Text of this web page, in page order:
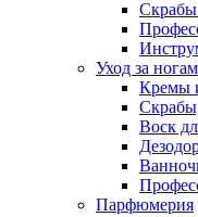
Скрабы
Уход за
Кремы
Воск
Парфюмерия